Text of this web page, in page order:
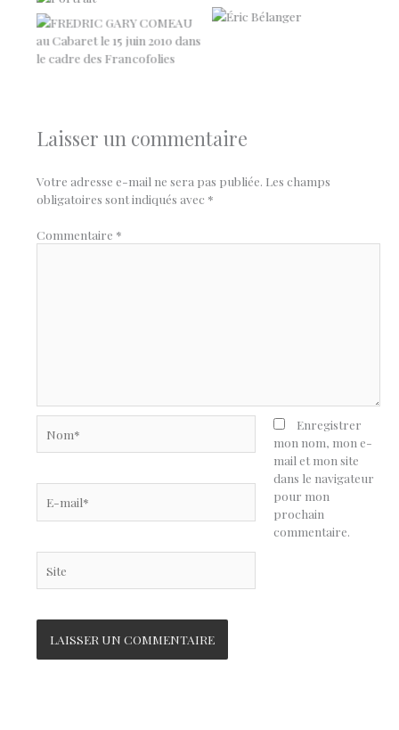
Éric Bélanger
FREDRIC GARY COMEAU
Laisser un commentaire
Votre adresse e-mail ne sera pas publiée. Les champs
obligatoires sont indiqués avec *
Commentaire *
mail*
Enregistrer
mon nom, mon e-
mail et mon site
dans le navigateur
pour mon
prochain
commentaire.